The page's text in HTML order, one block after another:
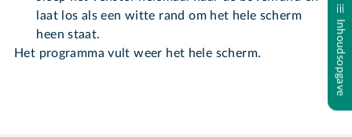
laat los als een witte rand om het hele scherm
heen staat.
Het programma vult weer het hele scherm.
Inhoudsopgave